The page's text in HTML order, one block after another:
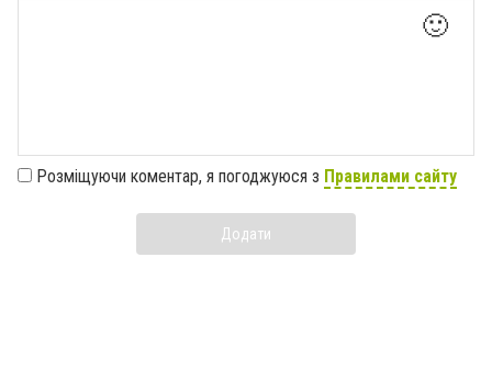
🙂
Розміщуючи коментар, я погоджуюся з Правилами сайту
Додати